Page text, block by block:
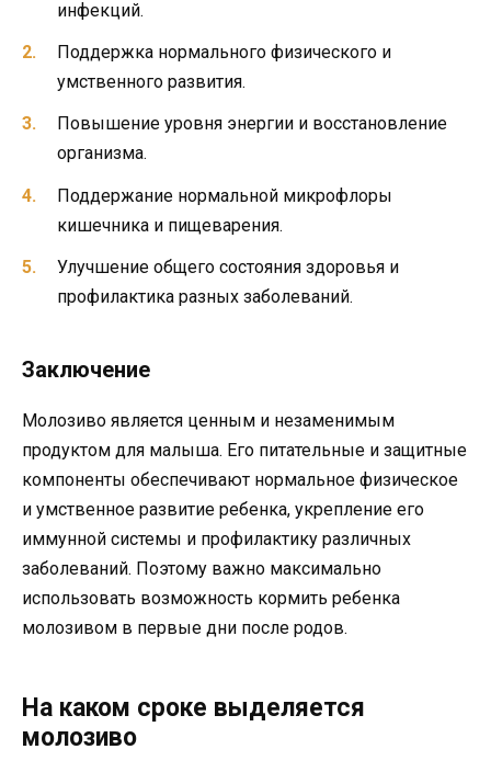
инфекций.
Поддержка нормального физического и
умственного развития.
Повышение уровня энергии и восстановление
организма.
Поддержание нормальной микрофлоры
кишечника и пищеварения.
Улучшение общего состояния здоровья и
профилактика разных заболеваний.
Заключение
Молозиво является ценным и незаменимым
продуктом для малыша. Его питательные и защитные
компоненты обеспечивают нормальное физическое
и умственное развитие ребенка, укрепление его
иммунной системы и профилактику различных
заболеваний. Поэтому важно максимально
использовать возможность кормить ребенка
молозивом в первые дни после родов.
На каком сроке выделяется
молозиво